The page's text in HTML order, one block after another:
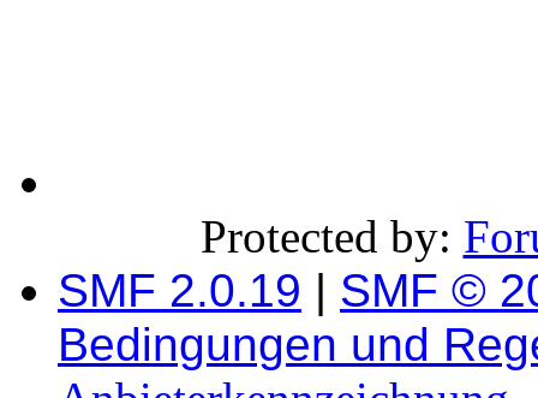
Protected by:
SMF 2.0.19 | SMF ©
Bedingungen und